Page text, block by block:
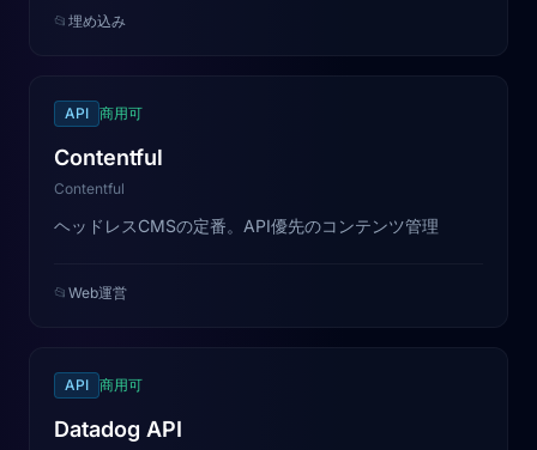
📂 埋め込み
API 商用可
Contentful
Contentful
ヘッドレスCMSの定番。API優先のコンテンツ管理
📂 Web運営
API 商用可
Datadog API